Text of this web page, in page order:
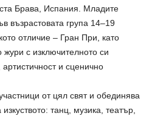
Брава, Испания. Младите
възрастовата група 14–19
отличие – Гран При, като
с изключителното си
и сценично
от цял свят и обединява
танц, музика, театър,